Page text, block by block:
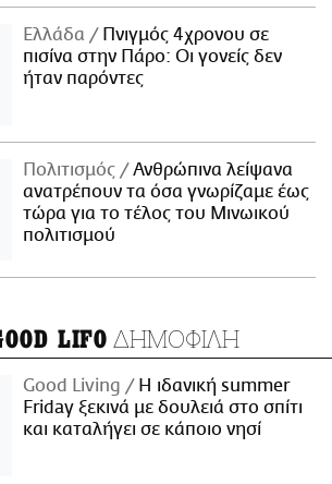
Ελλάδα
Πνιγμός 4χρονου σε
πισίνα στην Πάρο: Οι γονείς δεν
ήταν παρόντες
Πολιτισμός
Ανθρώπινα λείψανα
ανατρέπουν τα όσα γνωρίζαμε έως
τώρα για το τέλος του Μινωικού
πολιτισμού
LIFO ΔΗΜΟΦΙΛΗ
Good Living
Η ιδανική summer
Friday ξεκινά με δουλειά στο σπίτι
και καταλήγει σε κάποιο νησί